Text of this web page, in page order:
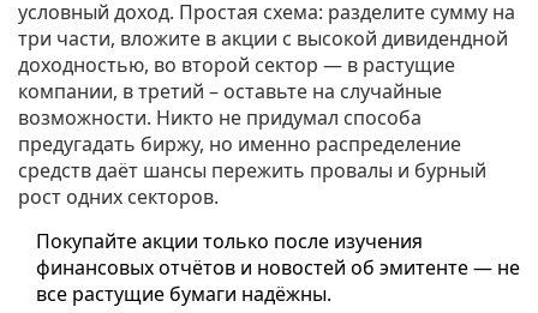
условный доход. Простая схема: разделите сумму на
три части, вложите в акции с высокой дивидендной
доходностью, во второй сектор — в растущие
компании, в третий – оставьте на случайные
возможности. Никто не придумал способа
предугадать биржу, но именно распределение
средств даёт шансы пережить провалы и бурный
рост одних секторов.
Покупайте акции только после изучения
финансовых отчётов и новостей об эмитенте — не
все растущие бумаги надёжны.